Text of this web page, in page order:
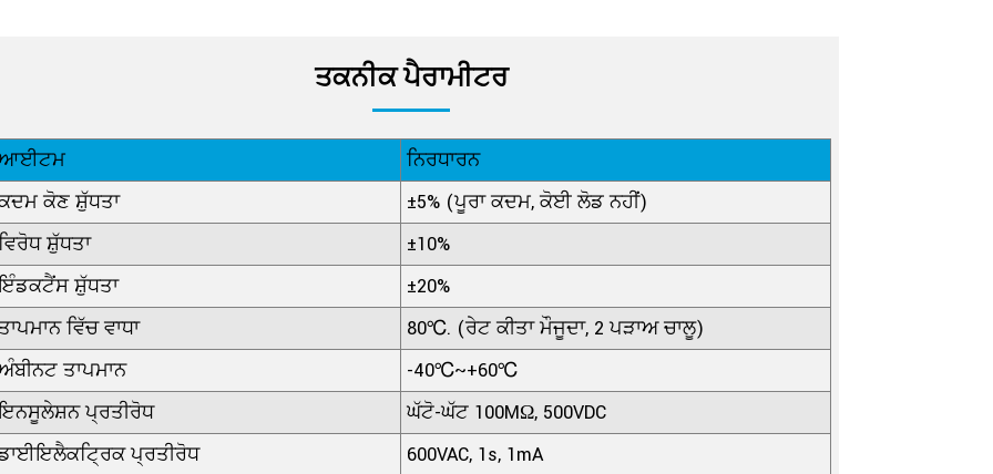
ਤਕਨੀਕ ਪੈਰਾਮੀਟਰ
ਨਿਰਧਾਰਨ
ਕੋਣ ਸ਼ੁੱਧਤਾ
±5% (ਪੂਰਾ ਕਦਮ, ਕੋਈ ਲੋਡ ਨਹੀਂ)
ਸ਼ੁੱਧਤਾ
±10%
ਸ਼ੁੱਧਤਾ
±20%
ਵਿੱਚ ਵਾਧਾ
80℃. (ਰੇਟ ਕੀਤਾ ਮੌਜੂਦਾ, 2 ਪੜਾਅ ਚਾਲੂ)
ਤਾਪਮਾਨ
-40℃~+60℃
ਪ੍ਰਤੀਰੋਧ
ਘੱਟੋ-ਘੱਟ 100MΩ, 500VDC
ਪ੍ਰਤੀਰੋਧ
600VAC, 1s, 1mA